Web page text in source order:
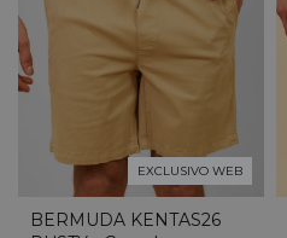
EXCLUSIVO WEB
BERMUDA KENTAS26